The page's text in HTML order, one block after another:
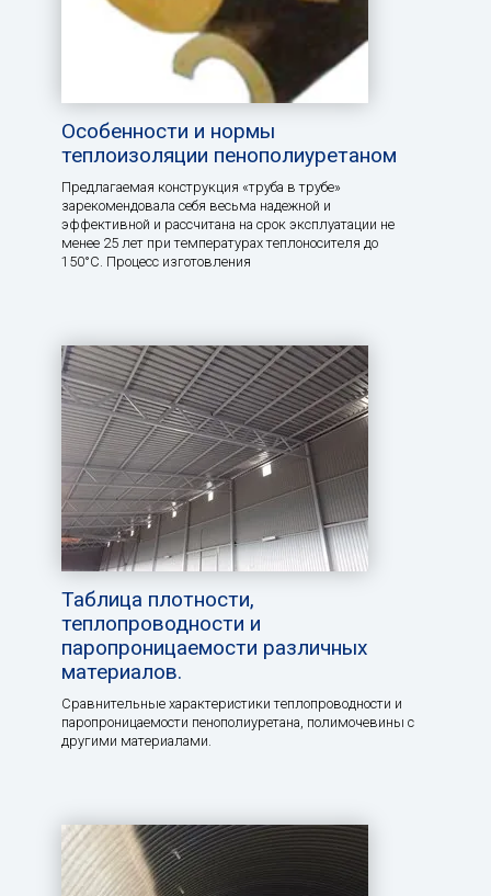
Особенности и нормы
теплоизоляции пенополиуретаном
Предлагаемая конструкция «труба в трубе»
зарекомендовала себя весьма надежной и
эффективной и рассчитана на срок эксплуатации не
менее 25 лет при температурах теплоносителя до
150°С. Процесс изготовления
Таблица плотности,
теплопроводности и
паропроницаемости различных
материалов.
Сравнительные характеристики теплопроводности и
паропроницаемости пенополиуретана, полимочевины с
другими материалами.